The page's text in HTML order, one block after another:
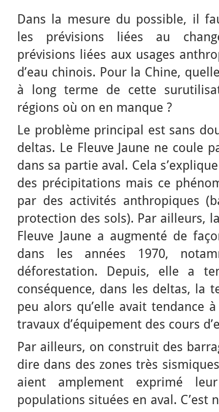
Dans la mesure du possible, il
les prévisions liées au
prévisions liées aux usages
d’eau chinois. Pour la Chine,
à long terme de cette
régions où on en manque ?
Le problème principal est sans
deltas. Le Fleuve Jaune ne coule
dans sa partie aval. Cela
des précipitations mais ce
par des activités anthropiques
protection des sols). Par ailleurs,
Fleuve Jaune a augmenté de
dans les années 1970,
déforestation. Depuis, elle a
conséquence, dans les deltas, la
peu alors qu’elle avait tendance
travaux d’équipement des cours
Par ailleurs, on construit des
dire dans des zones très
aient amplement exprimé
populations situées en aval. C’est